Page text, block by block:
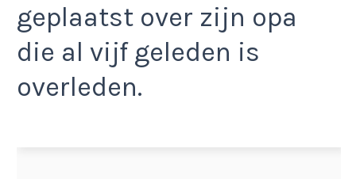
geplaatst over zijn opa
die al vijf geleden is
overleden.